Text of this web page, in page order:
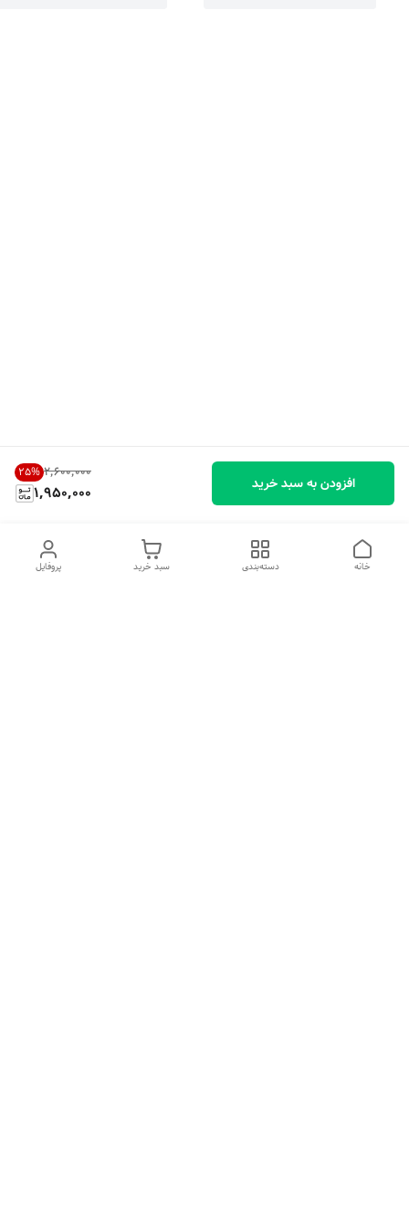
۲٬۶۰۰٬۰۰۰ 25%
1,950,000 افزودن به سبد خرید
پروفایل سبد خرید دسته‌بندی خانه